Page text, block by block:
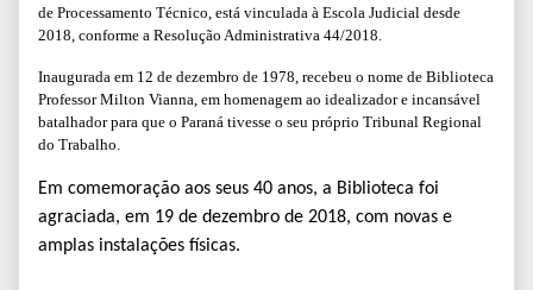
de Processamento Técnico, está vinculada à Escola Judicial desde
2018, conforme a Resolução Administrativa 44/2018.
Inaugurada em 12 de dezembro de 1978, recebeu o nome de Biblioteca
Professor Milton Vianna, em homenagem ao idealizador e incansável
batalhador para que o Paraná tivesse o seu próprio Tribunal Regional
do Trabalho.
Em comemoração aos seus 40 anos, a Biblioteca foi
agraciada, em 19 de dezembro de 2018, com novas e
amplas instalações físicas.